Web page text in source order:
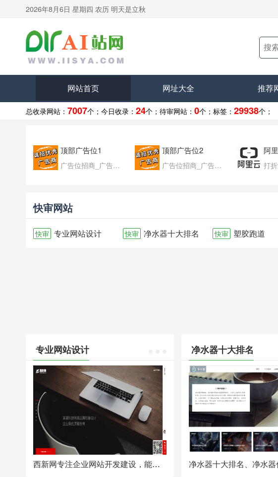
2026年8月6日 星期四 农历 明天是立秋
网站首页 网址大全 推荐
总收录网站： 7007个； 今日收录： 24个； 待审网站： 0个； 标签： 29938个；
顶部广告位1
广告位招商_广告位待售
顶部广告位2
广告位招商_广告位待售
阿
打
快审网站
快审 专业网站设计 快审 净水器十大排名 快审 塑胶跑道
专业网站设计
西新网专注企业网站开发建设，能够满足各类企业网站开发建设的需要。将致力于为广大企业提供最佳的网站开发建设解决方案。
净水器十大排名